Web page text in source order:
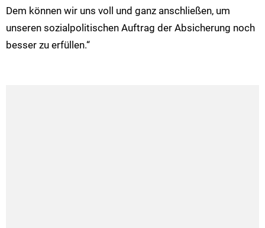
Dem können wir uns voll und ganz anschließen, um
unseren sozialpolitischen Auftrag der Absicherung noch
besser zu erfüllen.“